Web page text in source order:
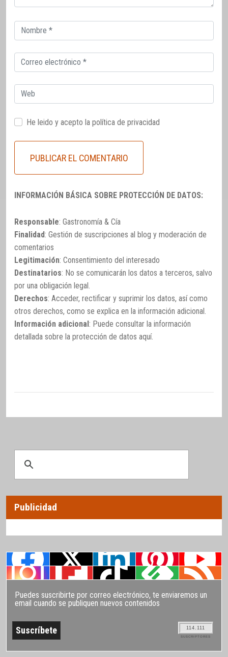
Correo
electrónico
Correo
electrónico
Web
He leido y acepto la política de privacidad
INFORMACIÓN BÁSICA SOBRE PROTECCIÓN DE DATOS:
Responsable: Gastronomía & Cía
Finalidad: Gestión de suscripciones al blog y moderación de
comentarios
Legitimación: Consentimiento del interesado
Destinatarios: No se comunicarán los datos a terceros, salvo
por una obligación legal.
Derechos: Acceder, rectificar y suprimir los datos, así como
otros derechos, como se explica en la información adicional.
Información adicional: Puede consultar la información
detallada sobre la protección de datos aquí.
Publicidad
Puedes suscribirte por correo electrónico, te enviaremos un
email cuando se publiquen nuevos contenidos
114.111
SUSCRIPTORES